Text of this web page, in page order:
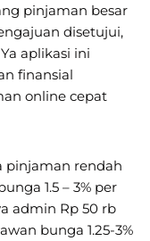
pinjaman besar
disetujui,
aplikasi ini
finansial
online cepat
pinjaman rendah
1.5 – 3% per
admin Rp 50 rb
bunga 1.25-3%